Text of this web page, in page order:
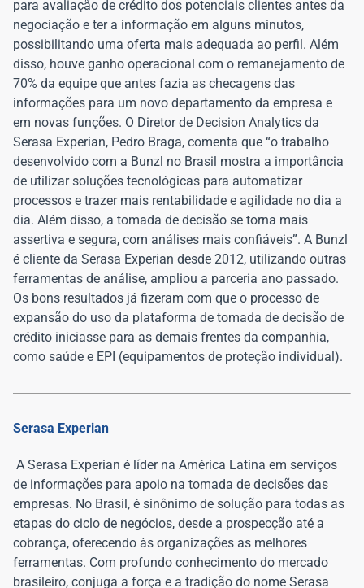
para avaliação de crédito dos potenciais clientes antes da
negociação e ter a informação em alguns minutos,
possibilitando uma oferta mais adequada ao perfil. Além
disso, houve ganho operacional com o remanejamento de
70% da equipe que antes fazia as checagens das
informações para um novo departamento da empresa e
em novas funções. O Diretor de Decision Analytics da
Serasa Experian, Pedro Braga, comenta que “o trabalho
desenvolvido com a Bunzl no Brasil mostra a importância
de utilizar soluções tecnológicas para automatizar
processos e trazer mais rentabilidade e agilidade no dia a
dia. Além disso, a tomada de decisão se torna mais
assertiva e segura, com análises mais confiáveis”. A Bunzl
é cliente da Serasa Experian desde 2012, utilizando outras
ferramentas de análise, ampliou a parceria ano passado.
Os bons resultados já fizeram com que o processo de
expansão do uso da plataforma de tomada de decisão de
crédito iniciasse para as demais frentes da companhia,
como saúde e EPI (equipamentos de proteção individual).
Serasa Experian
A Serasa Experian é líder na América Latina em serviços
de informações para apoio na tomada de decisões das
empresas. No Brasil, é sinônimo de solução para todas as
etapas do ciclo de negócios, desde a prospecção até a
cobrança, oferecendo às organizações as melhores
ferramentas. Com profundo conhecimento do mercado
brasileiro, conjuga a força e a tradição do nome Serasa